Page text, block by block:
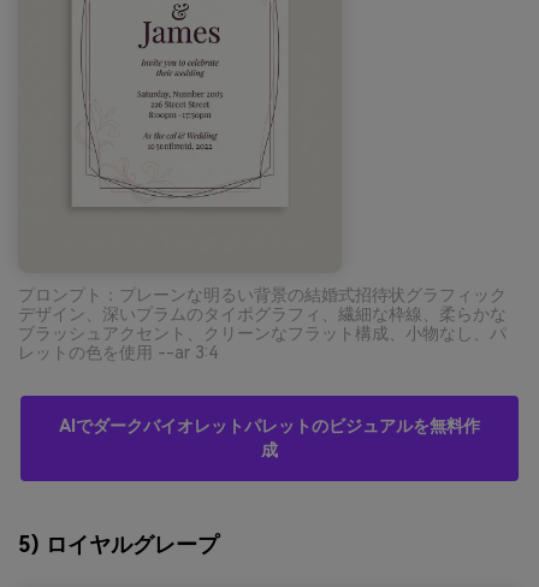
プロンプト：プレーンな明るい背景の結婚式招待状グラフィック
デザイン、深いプラムのタイポグラフィ、繊細な枠線、柔らかな
ブラッシュアクセント、クリーンなフラット構成、小物なし、パ
レットの色を使用 --ar 3:4
AIでダークバイオレットパレットのビジュアルを無料作
成
5) ロイヤルグレープ